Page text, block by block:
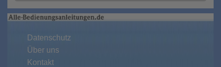
Datenschutz
Über uns
Kontakt